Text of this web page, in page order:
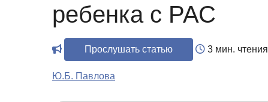
ребенка с РАС
Прослушать статью 3 мин. чтения
Ю.Б. Павлова